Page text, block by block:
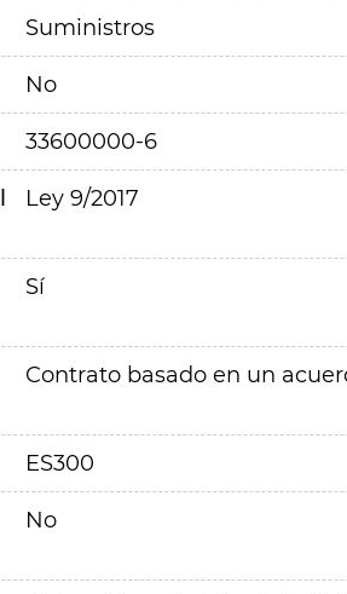
Suministros
No
33600000-6
Ley 9/2017
Sí
Contrato basado en un
ES300
No